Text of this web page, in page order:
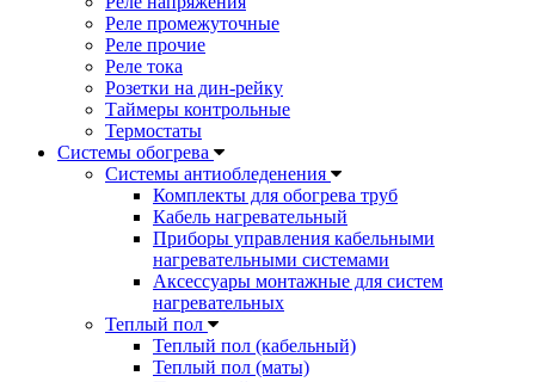
Реле промежуточные
Реле прочие
Реле тока
Розетки на дин-рейку
Таймеры контрольные
Термостаты
Системы обогрева
Системы антиобледенения
Комплекты для обогрева труб
Кабель нагревательный
Приборы управления кабельными
нагревательными системами
Аксессуары монтажные для систем
нагревательных
Теплый пол
Теплый пол (кабельный)
Теплый пол (маты)